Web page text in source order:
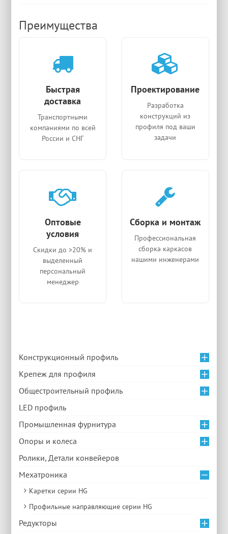
Преимущества
Быстрая
доставка
Транспортными
компаниями по всей
России и СНГ
Проектирование
Разработка
конструкций из
профиля под ваши
задачи
Оптовые
условия
Скидки до >20% и
выделенный
персональный
менеджер
Сборка и монтаж
Профессиональная
сборка каркасов
нашими инженерами
Конструкционный профиль
Крепеж для профиля
Общестроительный профиль
LED профиль
Промышленная фурнитура
Опоры и колеса
Ролики, Детали конвейеров
Мехатроника
Каретки серии HG
Профильные направляющие серии HG
Редукторы